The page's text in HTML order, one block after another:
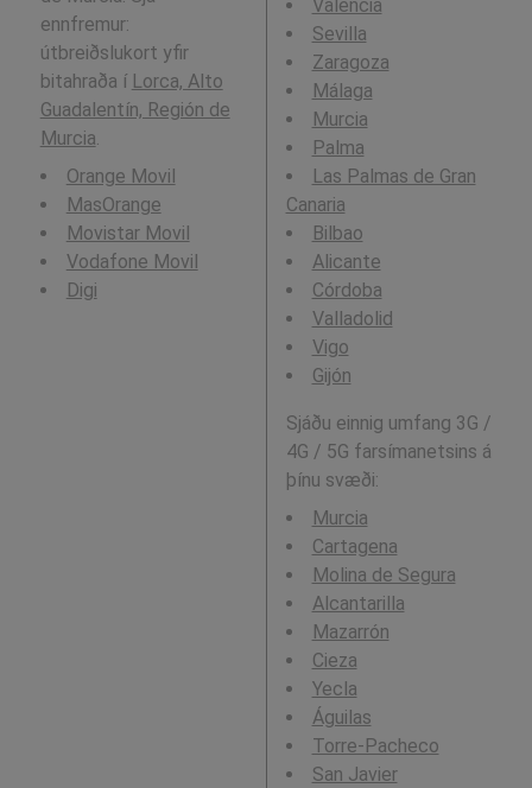
ennfremur:
útbreiðslukort yfir
bitahraða í Lorca, Alto
Guadalentín, Región de
Murcia.
Orange Movil
MasOrange
Movistar Movil
Vodafone Movil
Digi
Valencia
Sevilla
Zaragoza
Málaga
Murcia
Palma
Las Palmas de Gran
Canaria
Bilbao
Alicante
Córdoba
Valladolid
Vigo
Gijón
Sjáðu einnig umfang 3G /
4G / 5G farsímanetsins á
þínu svæði:
Murcia
Cartagena
Molina de Segura
Alcantarilla
Mazarrón
Cieza
Yecla
Águilas
Torre-Pacheco
San Javier